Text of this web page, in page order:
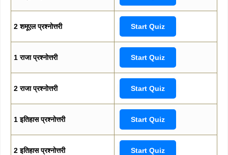
2 शमूएल प्रश्नोत्तरी Start Quiz
1 राजा प्रश्नोत्तरी Start Quiz
2 राजा प्रश्नोत्तरी Start Quiz
1 इतिहास प्रश्नोत्तरी Start Quiz
2 इतिहास प्रश्नोत्तरी Start Quiz